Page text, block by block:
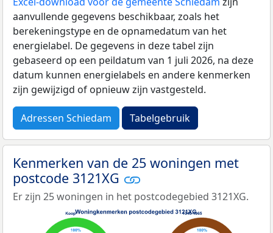
aanvullende gegevens beschikbaar, zoals het
berekeningstype en de opnamedatum van het
energielabel. De gegevens in deze tabel zijn
gebaseerd op een peildatum van 1 juli 2026, na deze
datum kunnen energielabels en andere kenmerken
zijn gewijzigd of opnieuw zijn vastgesteld.
Adressen Schiedam Tabelgebruik
Kenmerken van de 25 woningen met
postcode 3121XG
Er zijn 25 woningen in het postcodegebied 3121XG.